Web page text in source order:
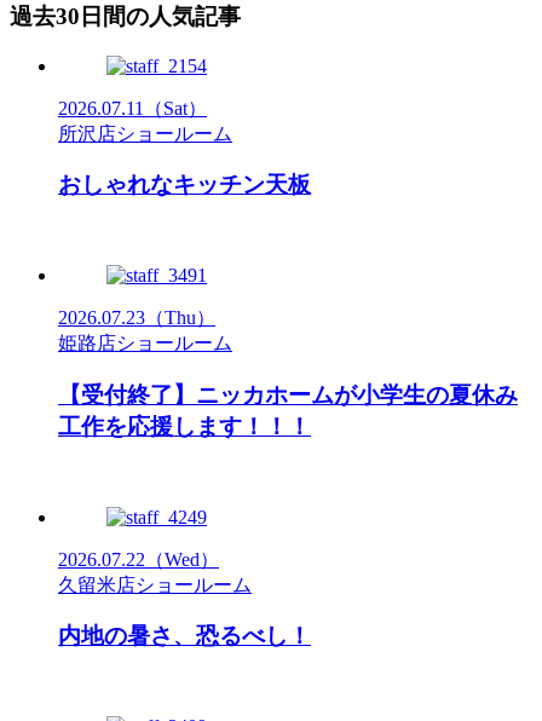
過去30日間の人気記事
2026.07.11
（Sat）
所沢店ショールーム
おしゃれなキッチン天板
2026.07.23 （Thu）
姫路店ショールーム
【受付終了】ニッカホームが小学生の夏休み
工作を応援します！！！
2026.07.22 （Wed）
久留米店ショールーム
内地の暑さ、恐るべし！